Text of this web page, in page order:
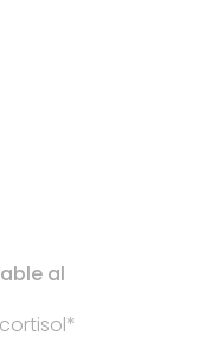
al